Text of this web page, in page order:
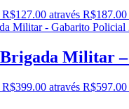
através R$187.00
Militar
através R$597.00